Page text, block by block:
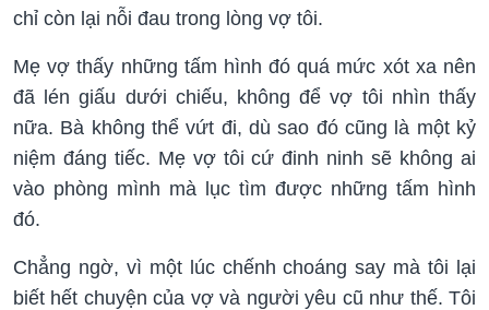
chỉ còn lại nỗi đau trong lòng vợ tôi.
Mẹ vợ thấy những tấm hình đó quá mức xót xa nên
đã lén giấu dưới chiếu, không để vợ tôi nhìn thấy
nữa. Bà không thể vứt đi, dù sao đó cũng là một kỷ
niệm đáng tiếc. Mẹ vợ tôi cứ đinh ninh sẽ không ai
vào phòng mình mà lục tìm được những tấm hình
đó.
Chẳng ngờ, vì một lúc chếnh choáng say mà tôi lại
biết hết chuyện của vợ và người yêu cũ như thế. Tôi